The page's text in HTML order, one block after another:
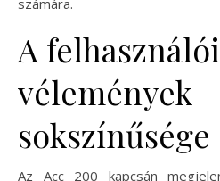
számára.
A felhasználói
vélemények
sokszínűsége
Az Acc 200 kapcsán